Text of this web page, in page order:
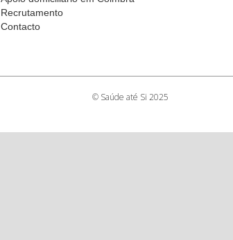
Recrutamento
Contacto
© Saúde até Si 2025